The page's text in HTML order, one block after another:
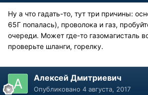
Ну а что гадать-то, тут три причины:
65Г попалась), проволока и газ,
очереди. Может где-то газомагисталь
проверьте шланги, горелку.
Алексей Дмитриевич
Опубликовано 4 августа, 2017